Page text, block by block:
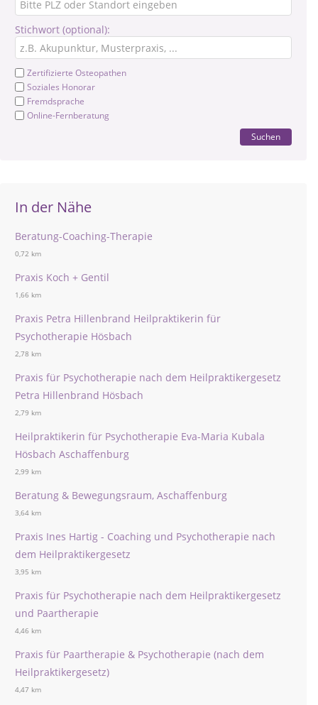
Stichwort (optional):
Zertifizierte Osteopathen
Soziales Honorar
Fremdsprache
Online-Fernberatung
Suchen
In der Nähe
Beratung-Coaching-Therapie
0,72 km
Praxis Koch + Gentil
1,66 km
Praxis Petra Hillenbrand Heilpraktikerin für
Psychotherapie Hösbach
2,78 km
Praxis für Psychotherapie nach dem Heilpraktikergesetz
Petra Hillenbrand Hösbach
2,79 km
Heilpraktikerin für Psychotherapie Eva-Maria Kubala
Hösbach Aschaffenburg
2,99 km
Beratung & Bewegungsraum, Aschaffenburg
3,64 km
Praxis Ines Hartig - Coaching und Psychotherapie nach
dem Heilpraktikergesetz
3,95 km
Praxis für Psychotherapie nach dem Heilpraktikergesetz
und Paartherapie
4,46 km
Praxis für Paartherapie & Psychotherapie (nach dem
Heilpraktikergesetz)
4,47 km